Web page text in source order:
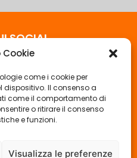
come i cookie per
dispositivo. Il consenso a
come il comportamento di
o ritirare il consenso
e funzioni.
Visualizza le preferenze
SOCIAL